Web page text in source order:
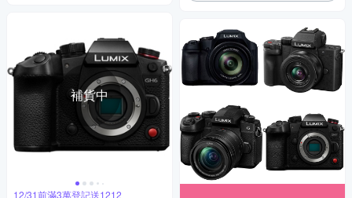
補貨中
12/31前滿3萬登記送1212